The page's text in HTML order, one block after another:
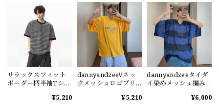
リラックスフィット
ボーダー柄半袖Tシャ
¥5,210
dannyandzeeVネッ
クメッシュロゴプリ
¥5,210
dannyandzeeタイダ
イ染めメッシュ編みV
¥6,000